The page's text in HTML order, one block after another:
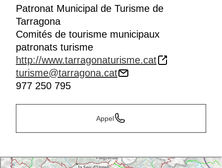
Patronat Municipal de Turisme de
Tarragona
Comités de tourisme municipaux
patronats turisme
http://www.tarragonaturisme.cat
turisme@tarragona.cat
977 250 795
Appel